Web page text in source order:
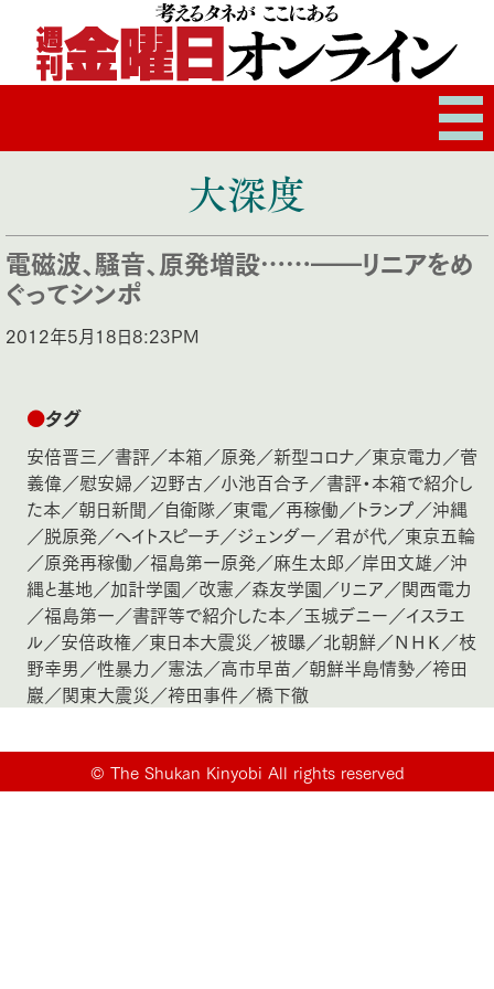
大深度
電磁波、騒音、原発増設……――リニアをめ
ぐってシンポ
2012年5月18日8:23PM
●タグ
安倍晋三 ／書評／本箱／原発／新型コロナ／東京電力 ／菅
義偉／慰安婦／辺野古／小池百合子／書評・本箱で紹介し
た本／朝日新聞／自衛隊／東電／再稼働／トランプ／沖縄
／脱原発／ヘイトスピーチ／ジェンダー／君が代／東京五輪
／原発再稼働／福島第一原発／麻生太郎／岸田文雄／沖
縄と基地／加計学園／改憲／森友学園／リニア／関西電力
／福島第一／書評等で紹介した本／玉城デニー／イスラエ
ル／安倍政権／東日本大震災 ／被曝／北朝鮮／ＮＨＫ ／枝
野幸男 ／性暴力 ／憲法／高市早苗／朝鮮半島情勢／袴田
巖／関東大震災 ／袴田事件／橋下徹
© The Shukan Kinyobi All rights reserved